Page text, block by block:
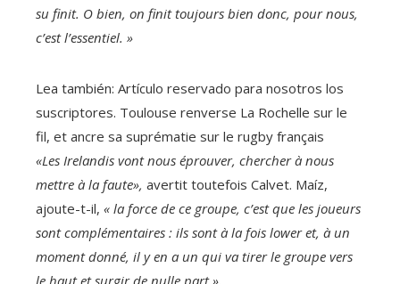
su finit. O bien, on finit toujours bien donc, pour nous,
c’est l’essentiel. »
Lea también: Artículo reservado para nosotros los
suscriptores. Toulouse renverse La Rochelle sur le
fil, et ancre sa suprématie sur le rugby français
«Les Irelandis vont nous éprouver, chercher à nous
mettre à la faute», avertit toutefois Calvet. Maíz,
ajoute-t-il, « la force de ce groupe, c’est que les joueurs
sont complémentaires : ils sont à la fois lower et, à un
moment donné, il y en a un qui va tirer le groupe vers